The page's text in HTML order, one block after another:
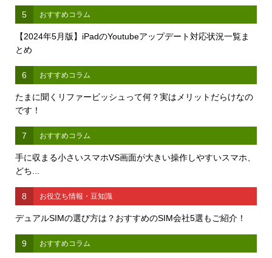
5 おすすめコラム
【2024年5月版】iPadのYoutubeアップデート対応状況一覧ま
とめ
6 おすすめコラム
たまに聞くリファービッシュって何？実はメリットだらけなの
です！
7 おすすめコラム
手に収まる小さいスマホVS画面が大きい操作しやすいスマホ、
どち...
8 お役立ち情報・豆知識
デュアルSIMの選び方は？おすすめのSIM会社5選もご紹介！
9 おすすめコラム